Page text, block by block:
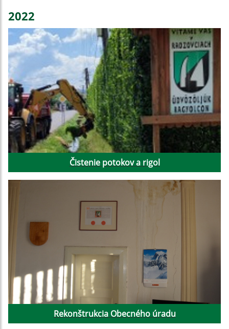
2022
Čistenie potokov a rigol
Rekonštrukcia Obecného úradu